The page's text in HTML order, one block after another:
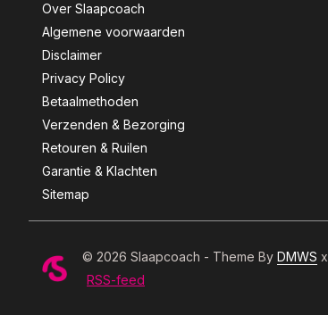
Over Slaapcoach
Algemene voorwaarden
Disclaimer
Privacy Policy
Betaalmethoden
Verzenden & Bezorging
Retouren & Ruilen
Garantie & Klachten
Sitemap
© 2026 Slaapcoach - Theme By DMWS x
RSS-feed